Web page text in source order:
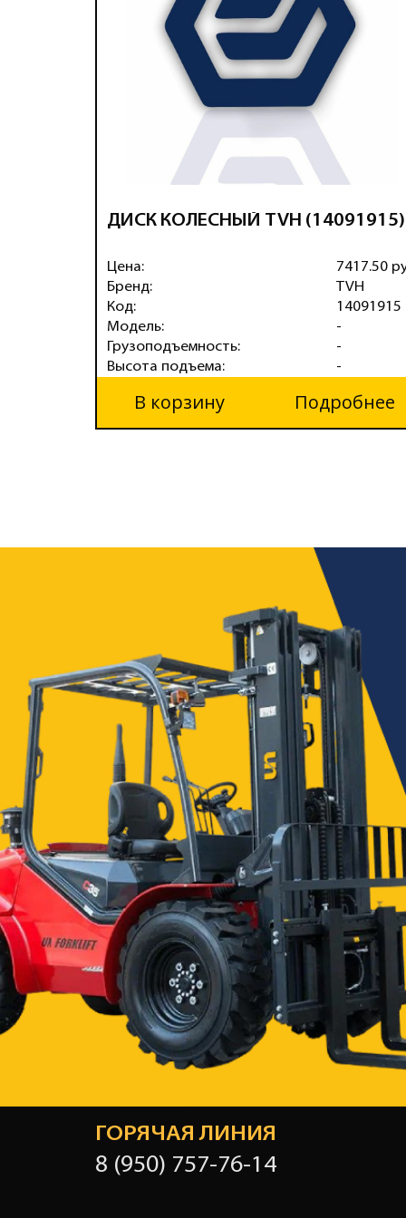
ДИСК КОЛЕСНЫЙ TVH (14091915)
Цена:
Бренд:
Код:
Модель:
Грузоподъемность:
Высота подъема:
7417.50
TVH
14091915
-
-
-
В корзину Подробнее
ГОРЯЧАЯ ЛИНИЯ
8 (950) 757-76-14